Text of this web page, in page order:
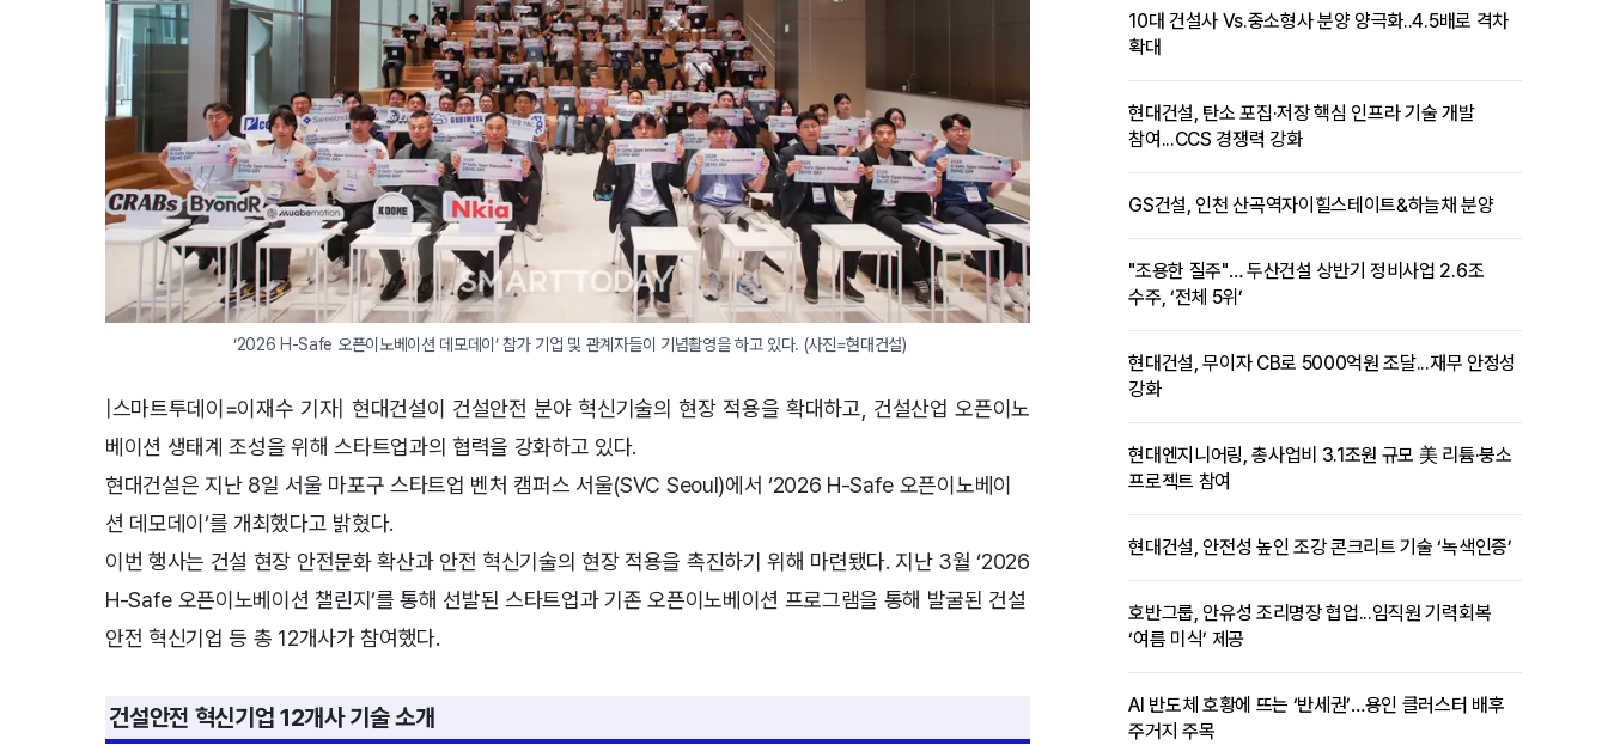
‘2026 H-Safe 오픈이노베이션 데모데이’ 참가 기업 및 관계자들이 기념촬영을 하고 있다. (사진=현대건설)
|스마트투데이=이재수 기자| 현대건설이 건설안전 분야 혁신기술의 현장 적용을 확대하고, 건설산업 오픈이노
베이션 생태계 조성을 위해 스타트업과의 협력을 강화하고 있다.
현대건설은 지난 8일 서울 마포구 스타트업 벤처 캠퍼스 서울(SVC Seoul)에서 ‘2026 H-Safe 오픈이노베이
션 데모데이’를 개최했다고 밝혔다.
이번 행사는 건설 현장 안전문화 확산과 안전 혁신기술의 현장 적용을 촉진하기 위해 마련됐다. 지난 3월 ‘2026
H-Safe 오픈이노베이션 챌린지’를 통해 선발된 스타트업과 기존 오픈이노베이션 프로그램을 통해 발굴된 건설
안전 혁신기업 등 총 12개사가 참여했다.
건설안전 혁신기업 12개사 기술 소개
10대 건설사 Vs.중소형사 분양 양극화..4.5배로 격차
확대
현대건설, 탄소 포집·저장 핵심 인프라 기술 개발
참여...CCS 경쟁력 강화
GS건설, 인천 산곡역자이힐스테이트&하늘채 분양
"조용한 질주"… 두산건설 상반기 정비사업 2.6조
수주, ‘전체 5위’
현대건설, 무이자 CB로 5000억원 조달...재무 안정성
강화
현대엔지니어링, 총사업비 3.1조원 규모 美 리튬·붕소
프로젝트 참여
현대건설, 안전성 높인 조강 콘크리트 기술 ‘녹색인증’
호반그룹, 안유성 조리명장 협업...임직원 기력회복
‘여름 미식’ 제공
AI 반도체 호황에 뜨는 ‘반세권’…용인 클러스터 배후
주거지 주목